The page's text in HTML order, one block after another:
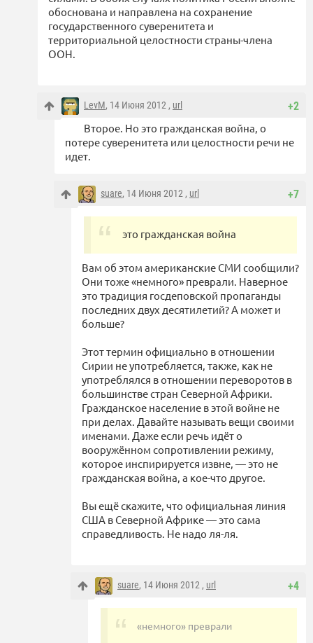
обоснована и направлена на сохранение
государственного суверенитета и
территориальной целостности страны-члена
ООН.
+2
LevM, 14 Июня 2012 , url
Второе. Но это гражданская война, о
потере суверенитета или целостности речи не
идет.
+7
suare, 14 Июня 2012 , url
это гражданская война
Вам об этом американские СМИ сообщили?
Они тоже «немного» преврали. Наверное
это традиция госдеповской пропаганды
последних двух десятилетий? А может и
больше?
Этот термин официально в отношении
Сирии не употребляется, также, как не
употреблялся в отношении переворотов в
большинстве стран Северной Африки.
Гражданское население в этой войне не
при делах. Давайте называть вещи своими
именами. Даже если речь идёт о
вооружённом сопротивлении режиму,
которое инспирируется извне, — это не
гражданская война, а кое-что другое.
Вы ещё скажите, что официальная линия
США в Северной Африке — это сама
справедливость. Не надо ля-ля.
+4
suare, 14 Июня 2012 , url
«немного» преврали